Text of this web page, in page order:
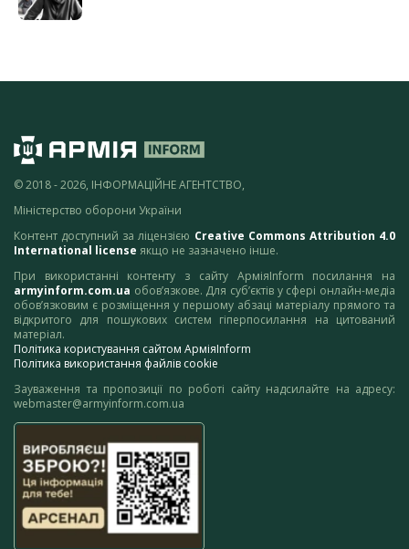
© 2018 - 2026, ІНФОРМАЦІЙНЕ АГЕНТСТВО,
Міністерство оборони України
Контент доступний за ліцензією Creative Commons Attribution 4.0
International license якщо не зазначено інше.
При використанні контенту з сайту АрміяInform посилання на
armyinform.com.ua обов’язкове. Для суб’єктів у сфері онлайн-медіа
обов’язковим є розміщення у першому абзаці матеріалу прямого та
відкритого для пошукових систем гіперпосилання на цитований
матеріал.
Політика користування сайтом АрміяInform
Політика використання файлів cookie
Зауваження та пропозиції по роботі сайту надсилайте на адресу:
webmaster@armyinform.com.ua